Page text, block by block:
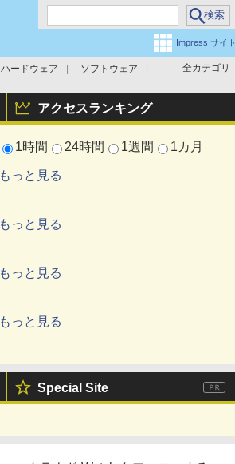
Impress サイト
全カテゴリ
ハードウェア
ソフトウェア
アクセスランキング
1時間 24時間 1週間 1カ月
もっと見る
もっと見る
もっと見る
もっと見る
Special Site